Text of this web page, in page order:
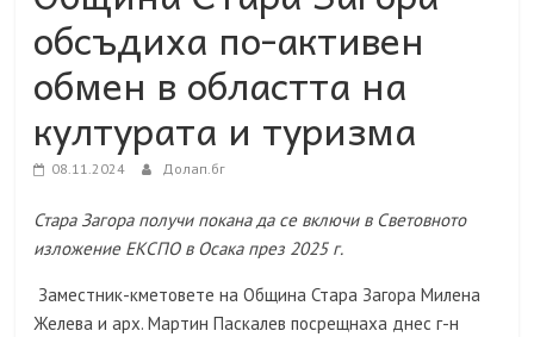
обсъдиха по-активен
обмен в областта на
културата и туризма
08.11.2024 Долап.бг
Стара Загора получи покана да се включи в Световното
изложение ЕКСПО в Осака през 2025 г.
Заместник-кметовете на Община Стара Загора Милена
Желева и арх. Мартин Паскалев посрещнаха днес г-н